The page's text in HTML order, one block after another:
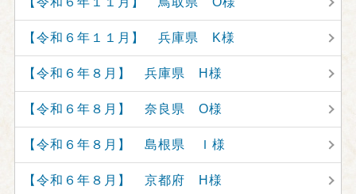
【令和６年１１月】 兵庫県 K様
【令和６年８月】 兵庫県 H様
【令和６年８月】 奈良県 O様
【令和６年８月】 島根県 Ｉ様
【令和６年８月】 京都府 H様